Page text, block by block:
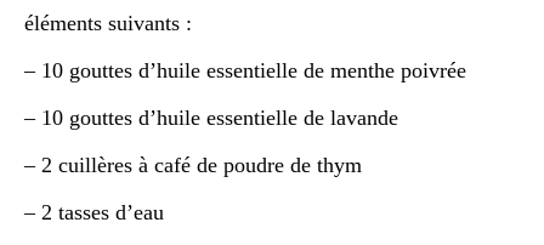
éléments suivants :
– 10 gouttes d’huile essentielle de menthe poivrée
– 10 gouttes d’huile essentielle de lavande
– 2 cuillères à café de poudre de thym
– 2 tasses d’eau